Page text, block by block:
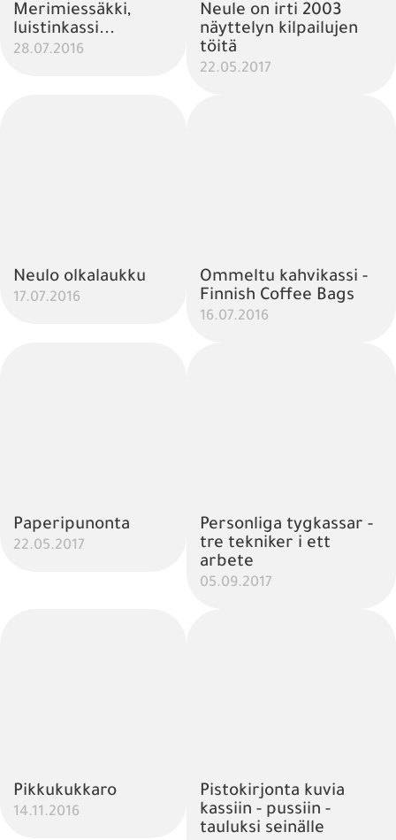
Merimiessäkki,
luistinkassi...
28.07.2016
Neule on irti 2003
näyttelyn kilpailujen
töitä
22.05.2017
Neulo olkalaukku
17.07.2016
Ommeltu kahvikassi -
Finnish Coffee Bags
16.07.2016
Paperipunonta
22.05.2017
Personliga tygkassar -
tre tekniker i ett
arbete
05.09.2017
Pikkukukkaro
14.11.2016
Pistokirjonta kuvia
kassiin - pussiin -
tauluksi seinälle